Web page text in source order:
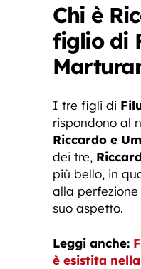
Chi è
figlio di
I tre figli di
rispondono al
Riccardo e
dei tre,
più bello, in
alla
suo aspetto.
Leggi anche:
è esistita